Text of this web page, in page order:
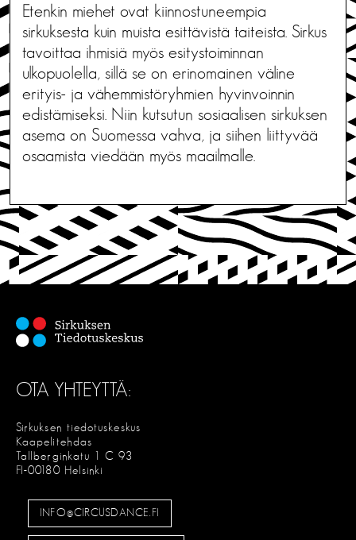
Etenkin miehet ovat kiinnostuneempia
sirkuksesta kuin muista esittävistä taiteista. Sirkus
tavoittaa ihmisiä myös esitystoiminnan
ulkopuolella, sillä se on erinomainen väline
erityis- ja vähemmistöryhmien hyvinvoinnin
edistämiseksi. Niin kutsutun sosiaalisen sirkuksen
asema on Suomessa vahva, ja siihen liittyvää
osaamista viedään myös maailmalle.
OTA YHTEYTTÄ:
Sirkuksen tiedotuskeskus
Kaapelitehdas
Tallberginkatu 1 C 93
FI-00180 Helsinki
INFO@CIRCUSDANCE.FI